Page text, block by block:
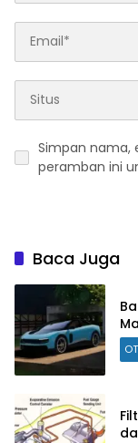
Simpan nama,
peramban ini
Baca Juga